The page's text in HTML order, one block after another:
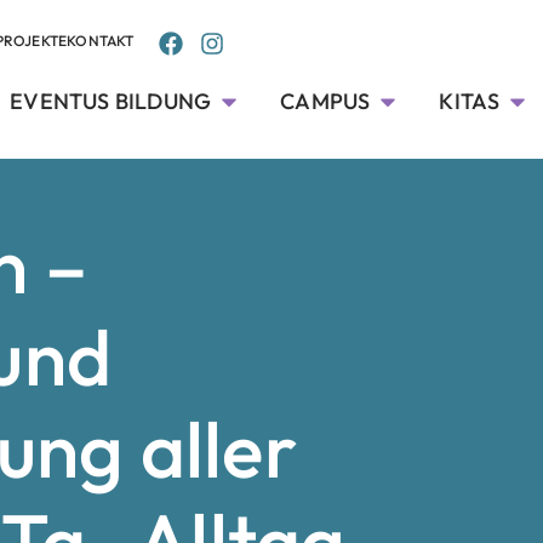
KONTAKT
EVENTUS BILDUNG CAMPUS KITAS
–
aller